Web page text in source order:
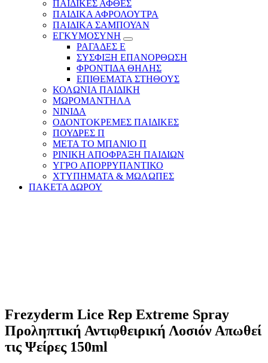
ΠΑΙΔΙΚΕΣ ΑΦΘΕΣ
ΠΑΙΔΙΚΑ ΑΦΡΟΛΟΥΤΡΑ
ΠΑΙΔΙΚΑ ΣΑΜΠΟΥΑΝ
ΕΓΚΥΜΟΣΥΝΗ
ΡΑΓΑΔΕΣ Ε
ΣΥΣΦΙΞΗ ΕΠΑΝΟΡΘΩΣΗ
ΦΡΟΝΤΙΔΑ ΘΗΛΗΣ
ΕΠΙΘΕΜΑΤΑ ΣΤΗΘΟΥΣ
ΚΟΛΩΝΙΑ ΠΑΙΔΙΚΗ
ΜΩΡΟΜΑΝΤΗΛΑ
ΝΙΝΙΔΑ
ΟΔΟΝΤΟΚΡΕΜΕΣ ΠΑΙΔΙΚΕΣ
ΠΟΥΔΡΕΣ Π
ΜΕΤΑ ΤΟ ΜΠΑΝΙΟ Π
ΡΙΝΙΚΗ ΑΠΟΦΡΑΞΗ ΠΑΙΔΙΩΝ
ΥΓΡΟ ΑΠΟΡΡΥΠΑΝΤΙΚΟ
ΧΤΥΠΗΜΑΤΑ & ΜΩΛΩΠΕΣ
ΠΑΚΕΤΑ ΔΩΡΟΥ
Frezyderm Lice Rep Extreme Spray
Προληπτική Αντιφθειρική Λοσιόν Απωθεί
τις Ψείρες 150ml